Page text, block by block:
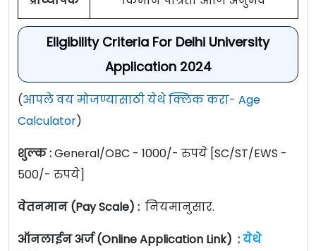
Eligibility Criteria For Delhi University
Application 2024
(आपले वय मोजण्यासाठी येथे क्लिक करा- Age
Calculator)
शुल्क :General/OBC - 1000/- रुपये [SC/ST/EWS -
500/- रुपये]
वेतनमान (Pay Scale) : नियमानुसार.
ऑनलाईन अर्ज (Online Application Link) :येथे